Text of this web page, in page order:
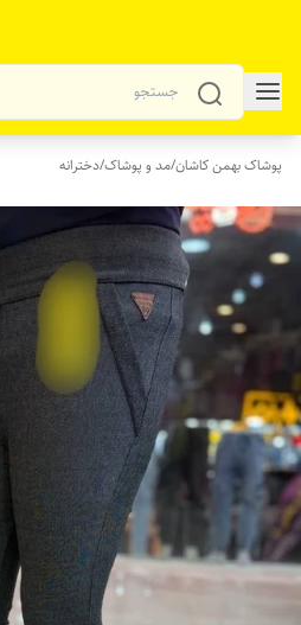
پوشاک بهمن کاشان/مد و پوشاک/دخترانه